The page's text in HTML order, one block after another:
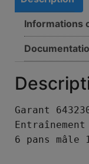
Informations
Garant